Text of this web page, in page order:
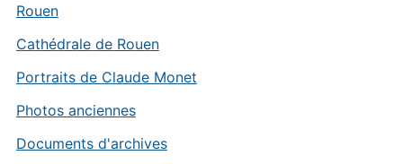
Rouen
Cathédrale de Rouen
Portraits de Claude Monet
Photos anciennes
Documents d'archives